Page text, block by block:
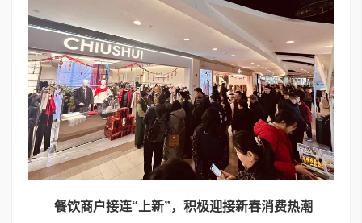
餐饮商户接连“上新”，积极迎接新春消费热潮